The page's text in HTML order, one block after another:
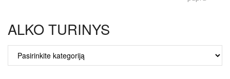
ALKO TURINYS
ALKO
TURINYS